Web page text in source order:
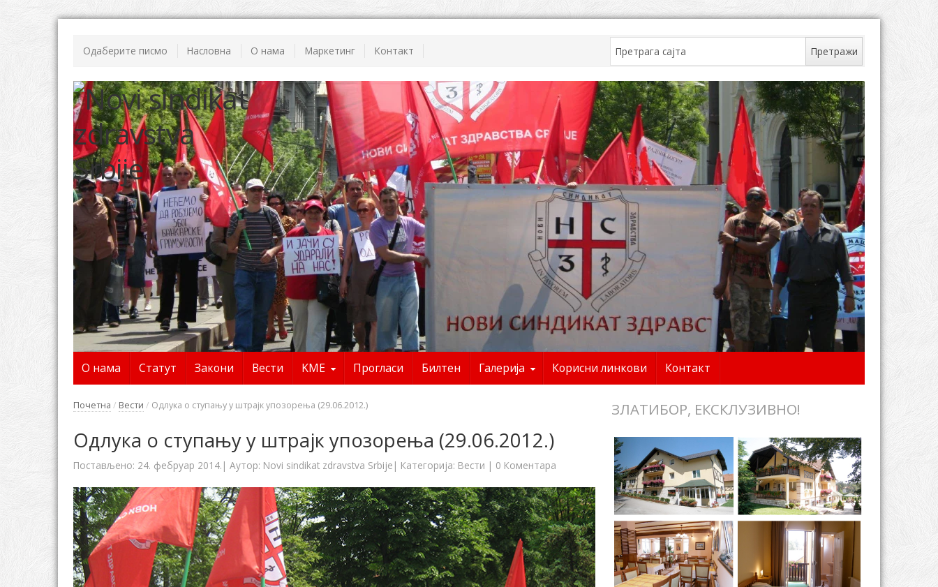
Одаберите писмо Насловна О нама Маркетинг Контакт
О нама Статут Закони Вести KME Прогласи Билтен Галерија Корисни линкови Контакт
Почетна / Вести / Одлука о ступању у штрајк упозорења (29.06.2012.)
Одлука о ступању у штрајк упозорења (29.06.2012.)
Постављено: 24. фебруар 2014. | Аутор: Novi sindikat zdravstva Srbije | Категорија: Вести | 0 Коментара
ЗЛАТИБОР, ЕКСКЛУЗИВНО!